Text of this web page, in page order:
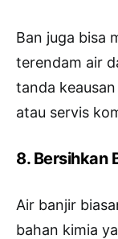
Ban juga bisa
terendam air
tanda
atau servis
8. Bersihkan
Air banjir
bahan kimia